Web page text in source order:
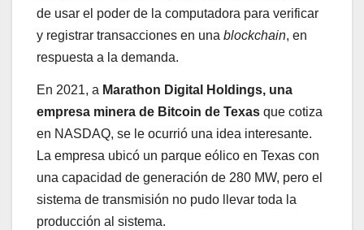
de usar el poder de la computadora para verificar
y registrar transacciones en una blockchain, en
respuesta a la demanda.
En 2021, a Marathon Digital Holdings, una
empresa minera de Bitcoin de Texas que cotiza
en NASDAQ, se le ocurrió una idea interesante.
La empresa ubicó un parque eólico en Texas con
una capacidad de generación de 280 MW, pero el
sistema de transmisión no pudo llevar toda la
producción al sistema.